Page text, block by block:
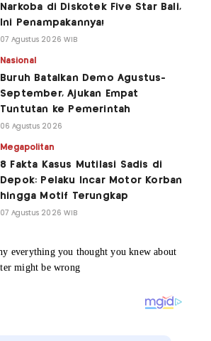
Narkoba di Diskotek Five Star Bali,
Ini Penampakannya!
07 Agustus 2026 WIB
Nasional
Buruh Batalkan Demo Agustus-
September, Ajukan Empat
Tuntutan ke Pemerintah
06 Agustus 2026
Megapolitan
8 Fakta Kasus Mutilasi Sadis di
Depok: Pelaku Incar Motor Korban
hingga Motif Terungkap
07 Agustus 2026 WIB